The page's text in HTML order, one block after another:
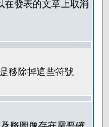
在發表的文章上取消
移除掉這些符號